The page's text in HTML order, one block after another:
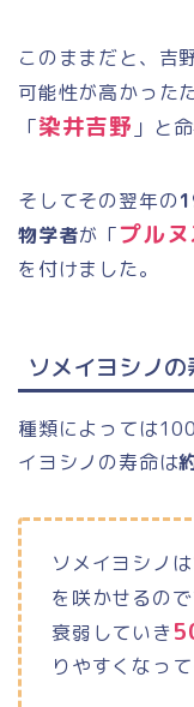
このままだと、吉
可能性が高かった
「染井吉野 」と
そしてその翌年の
物学者が「プル
を付けました。
ソメイヨシノ
種類によっては
イヨシノの寿命は
ソメイヨシノは
を咲かせるので
衰弱していき
りやすくなって